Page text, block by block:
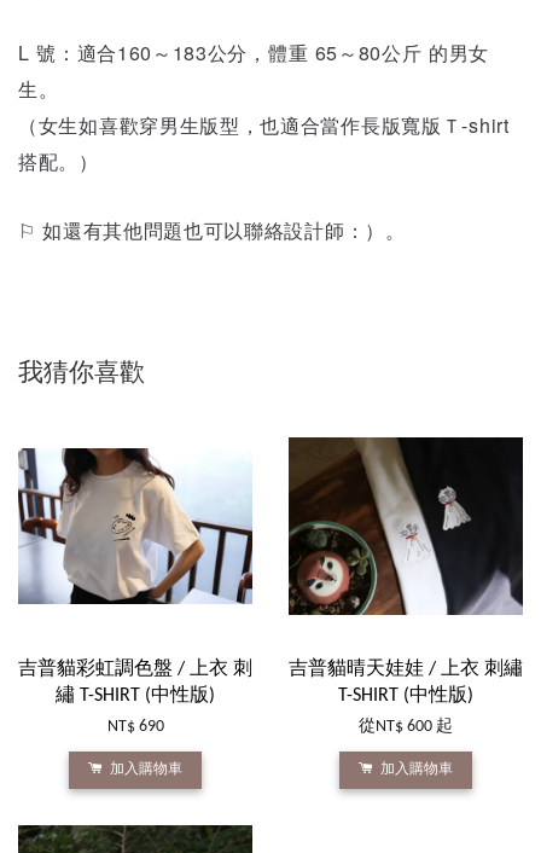
L 號：適合160～183公分，體重 65～80公斤 的男女
生。
（女生如喜歡穿男生版型，也適合當作長版寬版Ｔ-shirt
搭配。）
⚐ 如還有其他問題也可以聯絡設計師：）。
我猜你喜歡
吉普貓彩虹調色盤 / 上衣 刺
繡 T-SHIRT (中性版)
NT$ 690
加入購物車
吉普貓晴天娃娃 / 上衣 刺繡
T-SHIRT (中性版)
從 NT$ 600 起
加入購物車